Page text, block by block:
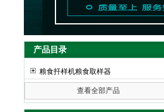
产品目录
粮食扦样机粮食取样器
查看全部产品